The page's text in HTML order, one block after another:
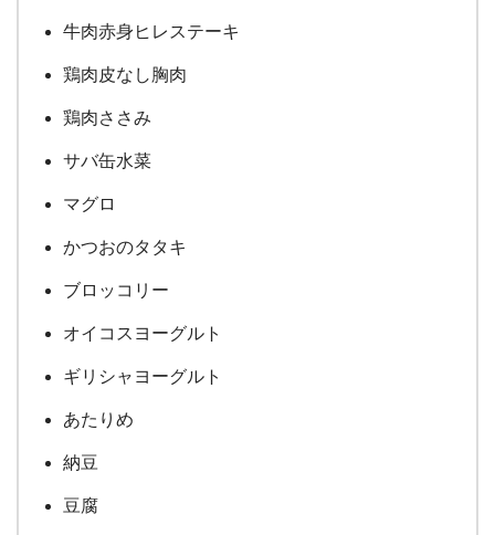
牛肉赤身ヒレステーキ
鶏肉皮なし胸肉
鶏肉ささみ
サバ缶水菜
マグロ
かつおのタタキ
ブロッコリー
オイコスヨーグルト
ギリシャヨーグルト
あたりめ
納豆
豆腐